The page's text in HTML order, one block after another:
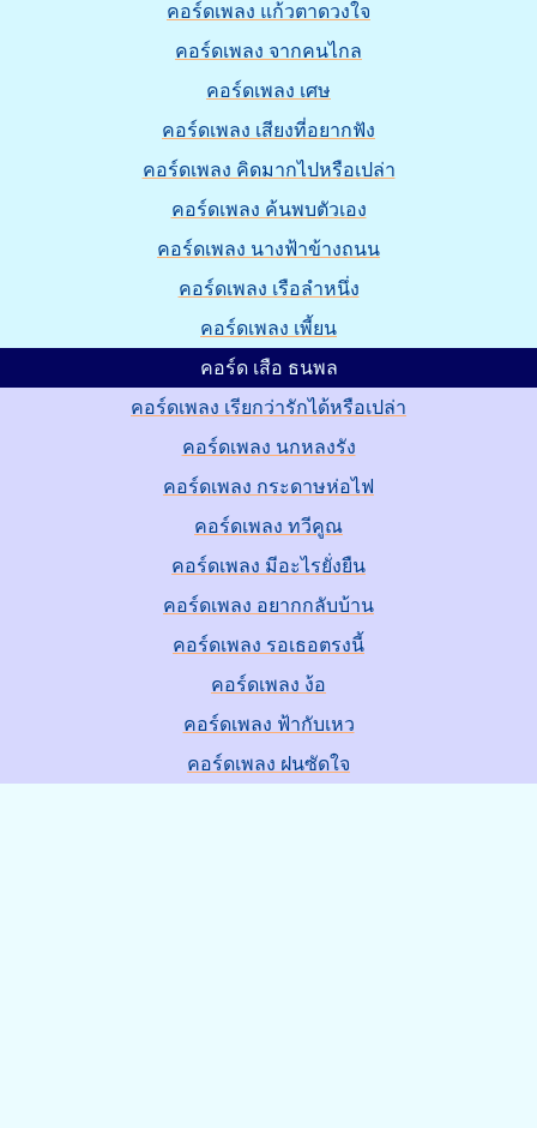
คอร์ดเพลง แก้วตาดวงใจ
คอร์ดเพลง จากคนไกล
คอร์ดเพลง เศษ
คอร์ดเพลง เสียงที่อยากฟัง
คอร์ดเพลง คิดมากไปหรือเปล่า
คอร์ดเพลง ค้นพบตัวเอง
คอร์ดเพลง นางฟ้าข้างถนน
คอร์ดเพลง เรือลำหนึ่ง
คอร์ดเพลง เพี้ยน
คอร์ด เสือ ธนพล
คอร์ดเพลง เรียกว่ารักได้หรือเปล่า
คอร์ดเพลง นกหลงรัง
คอร์ดเพลง กระดาษห่อไฟ
คอร์ดเพลง ทวีคูณ
คอร์ดเพลง มีอะไรยั่งยืน
คอร์ดเพลง อยากกลับบ้าน
คอร์ดเพลง รอเธอตรงนี้
คอร์ดเพลง ง้อ
คอร์ดเพลง ฟ้ากับเหว
คอร์ดเพลง ฝนซัดใจ